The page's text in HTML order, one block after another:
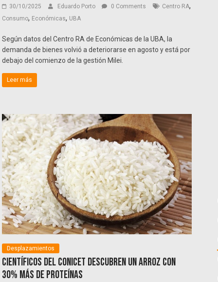
30/10/2025 Eduardo Porto 0 Comments Centro RA,
Consumo, Económicas, UBA
Según datos del Centro RA de Económicas de la UBA, la
demanda de bienes volvió a deteriorarse en agosto y está por
debajo del comienzo de la gestión Milei.
Leer más
Desplazamientos
Científicos del Conicet descubren un arroz con
30% más de proteínas